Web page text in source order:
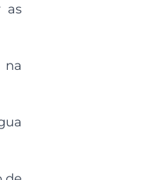
as
na